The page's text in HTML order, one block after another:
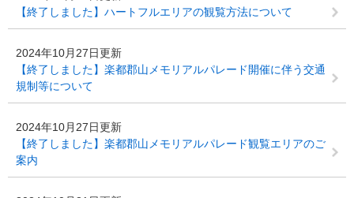
【終了しました】ハートフルエリアの観覧方法について
2024年10月27日更新
【終了しました】楽都郡山メモリアルパレード開催に伴う交通
規制等について
2024年10月27日更新
【終了しました】楽都郡山メモリアルパレード観覧エリアのご
案内